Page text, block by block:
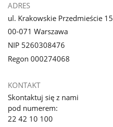
ADRES
ul. Krakowskie Przedmieście 15
00-071 Warszawa
NIP 5260308476
Regon 000274068
KONTAKT
Skontaktuj się z nami
pod numerem:
22 42 10 100